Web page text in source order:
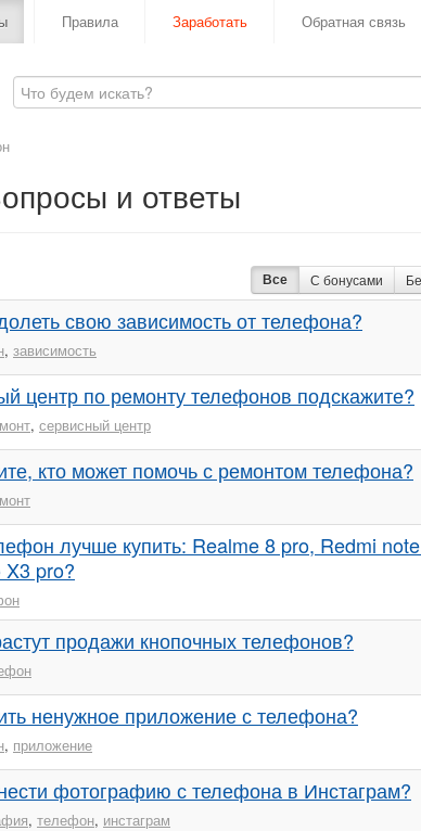
Правила Заработать Обратная связь
и ответы
Все С бонусами
свою зависимость от телефона?
, зависимость
центр по ремонту телефонов подскажите?
, сервисный центр
кто может помочь с ремонтом телефона?
лучше купить: Realme 8 pro, Redmi
pro?
продажи кнопочных телефонов?
ненужное приложение с телефона?
, приложение
фотографию с телефона в Инстаграм?
, телефон, инстаграм